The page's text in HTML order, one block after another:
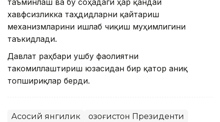
хавфсизликка таҳдидларни қайтариш
механизмларини ишлаб чиқиш муҳимлигини
таъкидлади.
Давлат раҳбари ушбу фаолиятни
такомиллаштириш юзасидан бир қатор аниқ
топшириқлар берди.
Асосий янгилик Қозоғистон Президенти